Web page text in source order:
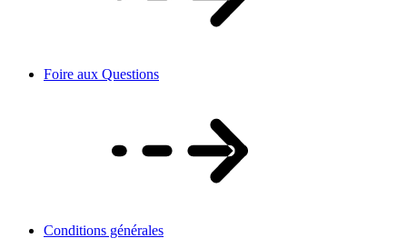
Foire aux Questions
Conditions générales